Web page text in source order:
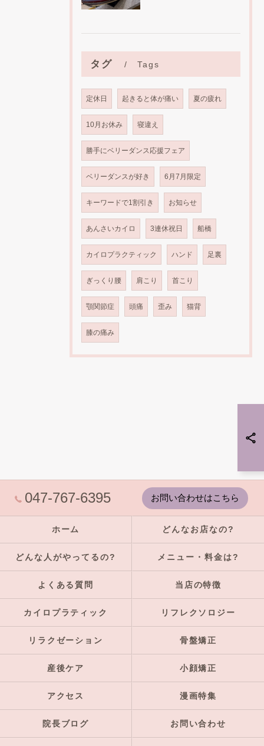
タグ Tags
定休日 起きると体が痛い 夏の疲れ
10月お休み 寝違え
勝手にベリーダンス応援フェア
ベリーダンスが好き 6月7月限定
キーワードで1割引き お知らせ
あんさいカイロ 3連休祝日 船橋
カイロプラクティック ハンド 足裏
ぎっくり腰 肩こり 首こり
顎関節症 頭痛 歪み 猫背
膝の痛み
047-767-6395 お問い合わせはこちら
ホーム どんなお店なの?
どんな人がやってるの? メニュー・料金は?
よくある質問 当店の特徴
カイロプラティック リフレクソロジー
リラクゼーション 骨盤矯正
産後ケア 小顔矯正
アクセス 漫画特集
院長ブログ お問い合わせ